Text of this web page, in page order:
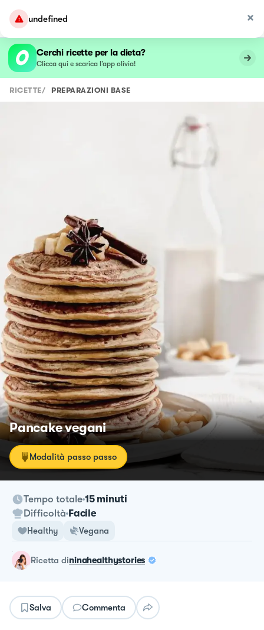
undefined
Cerchi ricette per la dieta?
Clicca qui e scarica l’app olivia!
RICETTE/ PREPARAZIONI BASE
Pancake vegani
Modalità passo passo
Tempo totale 15 minuti
Difficoltà Facile
Healthy Vegana
ricetta dininahealthystories
Salva Commenta